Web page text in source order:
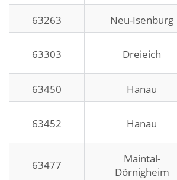
63263 Neu-Isenburg
63303 Dreieich
63450 Hanau
63452 Hanau
63477
Maintal-
Dörnigheim